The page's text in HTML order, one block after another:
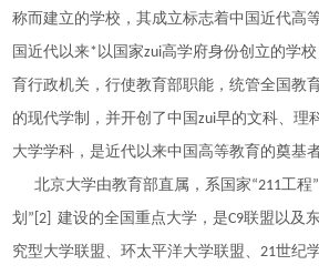
称而建立的学校，其成立标志着中国近代高
国近代以来*以国家zui高学府身份创立的学
育行政机关，行使教育部职能，统管全国教
的现代学制，并开创了中国zui早的文科、理
大学学科，是近代以来中国高等教育的奠基者
北京大学由教育部直属，系国家“211工程
划 ”[2] 建设的全国重点大学 ，是C9联盟以及
究型大学联盟、环太平洋大学联盟、21世纪